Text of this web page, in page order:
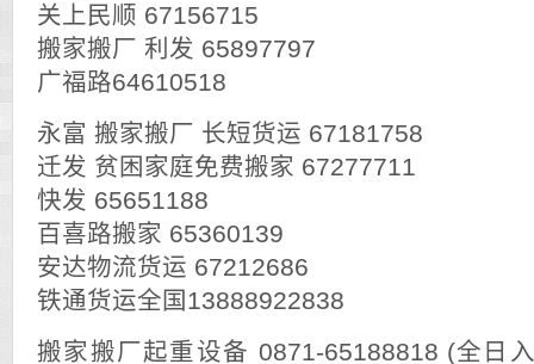
关上民顺 67156715
搬家搬厂 利发 65897797
广福路64610518
永富 搬家搬厂 长短货运 67181758
迁发 贫困家庭免费搬家 67277711
快发 65651188
百喜路搬家 65360139
安达物流货运 67212686
铁通货运全国13888922838
搬家搬厂起重设备 0871-65188818 (全日